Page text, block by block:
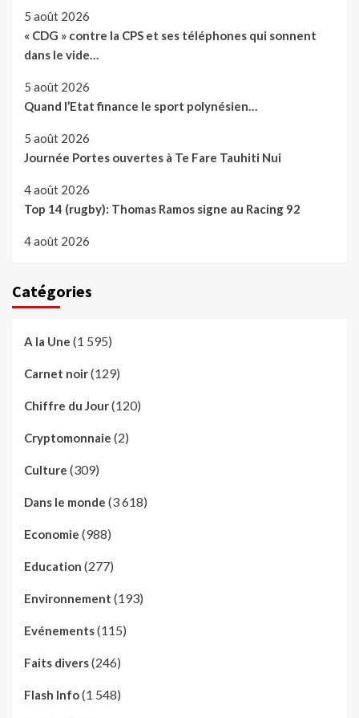
5 août 2026
« CDG » contre la CPS et ses téléphones qui sonnent
dans le vide…
5 août 2026
Quand l’Etat finance le sport polynésien…
5 août 2026
Journée Portes ouvertes à Te Fare Tauhiti Nui
4 août 2026
Top 14 (rugby): Thomas Ramos signe au Racing 92
4 août 2026
Catégories
A la Une (1 595)
Carnet noir(129)
Chiffre du Jour(120)
Cryptomonnaie (2)
Culture (309)
Dans le monde (3 618)
Economie (988)
Education (277)
Environnement (193)
Evénements(115)
Faits divers(246)
Flash Info(1 548)